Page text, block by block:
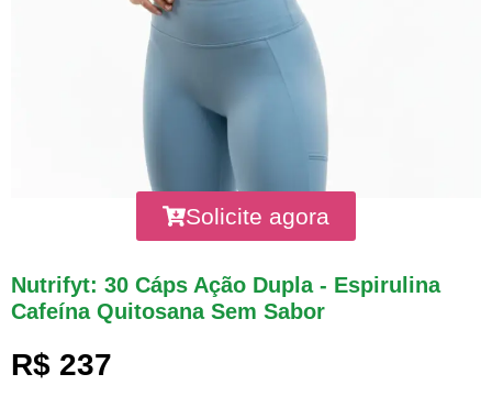
Solicite agora
Nutrifyt: 30 Cáps Ação Dupla - Espirulina
Cafeína Quitosana Sem Sabor
R$ 237